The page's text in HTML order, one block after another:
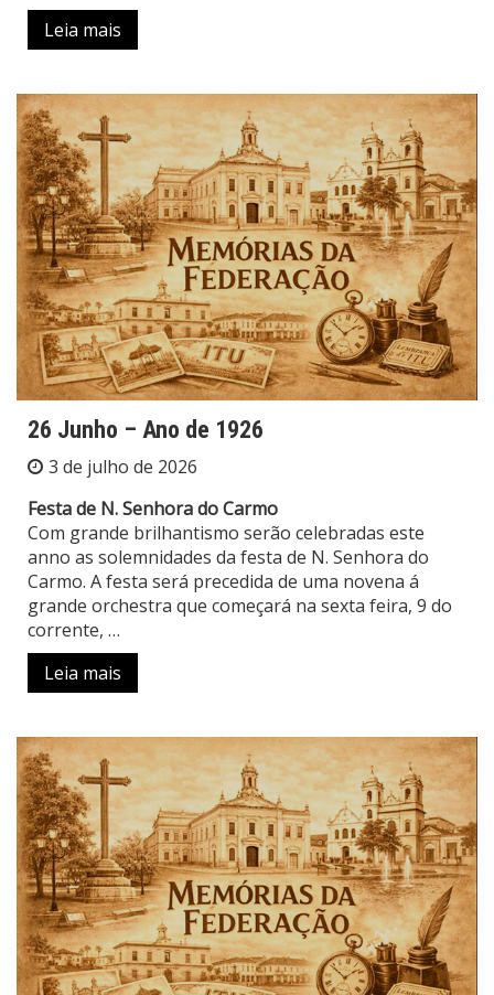
Leia mais
26 Junho – Ano de 1926
3 de julho de 2026
Festa de N. Senhora do Carmo
Com grande brilhantismo serão celebradas este
anno as solemnidades da festa de N. Senhora do
Carmo. A festa será precedida de uma novena á
grande orchestra que começará na sexta feira, 9 do
corrente, …
Leia mais